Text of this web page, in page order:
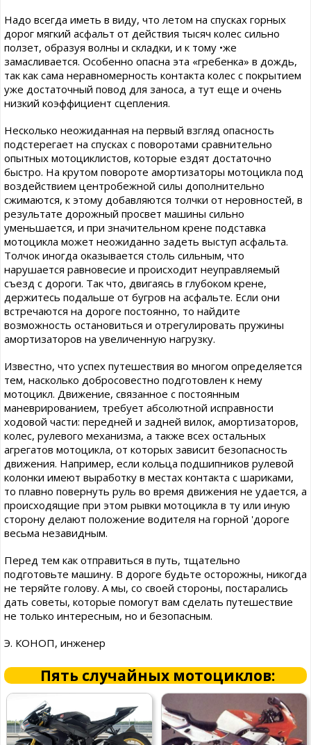
Надо всегда иметь в виду, что летом на спусках горных
дорог мягкий асфальт от действия тысяч колес сильно
ползет, образуя волны и складки, и к тому •же
замасливается. Особенно опасна эта «гребенка» в дождь,
так как сама неравномерность контакта колес с покрытием
уже достаточный повод для заноса, а тут еще и очень
низкий коэффициент сцепления.
Несколько неожиданная на первый взгляд опасность
подстерегает на спусках с поворотами сравнительно
опытных мотоциклистов, которые ездят достаточно
быстро. На крутом повороте амортизаторы мотоцикла под
воздействием центробежной силы дополнительно
сжимаются, к этому добавляются толчки от неровностей, в
результате дорожный просвет машины сильно
уменьшается, и при значительном крене подставка
мотоцикла может неожиданно задеть выступ асфальта.
Толчок иногда оказывается столь сильным, что
нарушается равновесие и происходит неуправляемый
съезд с дороги. Так что, двигаясь в глубоком крене,
держитесь подальше от бугров на асфальте. Если они
встречаются на дороге постоянно, то найдите
возможность остановиться и отрегулировать пружины
амортизаторов на увеличенную нагрузку.
Известно, что успех путешествия во многом определяется
тем, насколько добросовестно подготовлен к нему
мотоцикл. Движение, связанное с постоянным
маневрированием, требует абсолютной исправности
ходовой части: передней и задней вилок, амортизаторов,
колес, рулевого механизма, а также всех остальных
агрегатов мотоцикла, от которых зависит безопасность
движения. Например, если кольца подшипников рулевой
колонки имеют выработку в местах контакта с шариками,
то плавно повернуть руль во время движения не удается, а
происходящие при этом рывки мотоцикла в ту или иную
сторону делают положение водителя на горной 'дороге
весьма незавидным.
Перед тем как отправиться в путь, тщательно
подготовьте машину. В дороге будьте осторожны, никогда
не теряйте голову. А мы, со своей стороны, постарались
дать советы, которые помогут вам сделать путешествие
не только интересным, но и безопасным.
Э. КОНОП, инженер
Пять случайных мотоциклов: